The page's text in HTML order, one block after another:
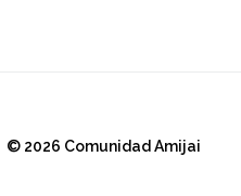
© 2026 Comunidad Amijai